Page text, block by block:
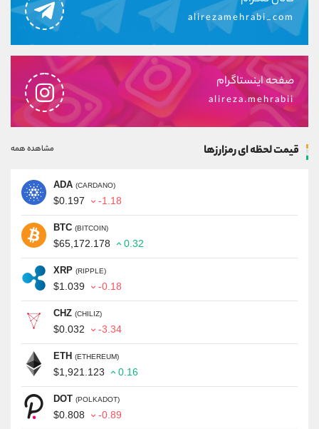
alirezamehrabi_com
صفحه اینستاگرام
alireza.mehrabii
قیمت لحظه ای رمزارزها مشاهده همه
ADA (CARDANO)
$0.197 -1.18
BTC (BITCOIN)
$65,172.178 0.32
XRP (RIPPLE)
$1.039 -0.18
CHZ (CHILIZ)
$0.032 -3.34
ETH (ETHEREUM)
$1,921.123 0.16
DOT (POLKADOT)
$0.808 -0.89